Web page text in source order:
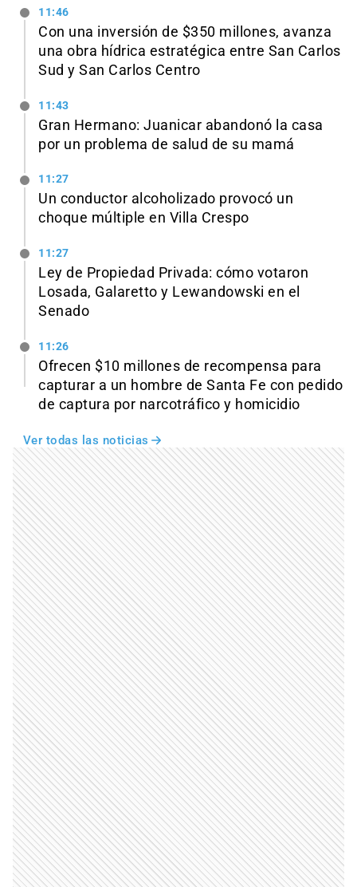
11:46
Con una inversión de $350 millones, avanza
una obra hídrica estratégica entre San Carlos
Sud y San Carlos Centro
11:43
Gran Hermano: Juanicar abandonó la casa
por un problema de salud de su mamá
11:27
Un conductor alcoholizado provocó un
choque múltiple en Villa Crespo
11:27
Ley de Propiedad Privada: cómo votaron
Losada, Galaretto y Lewandowski en el
Senado
11:26
Ofrecen $10 millones de recompensa para
capturar a un hombre de Santa Fe con pedido
de captura por narcotráfico y homicidio
Ver todas las noticias